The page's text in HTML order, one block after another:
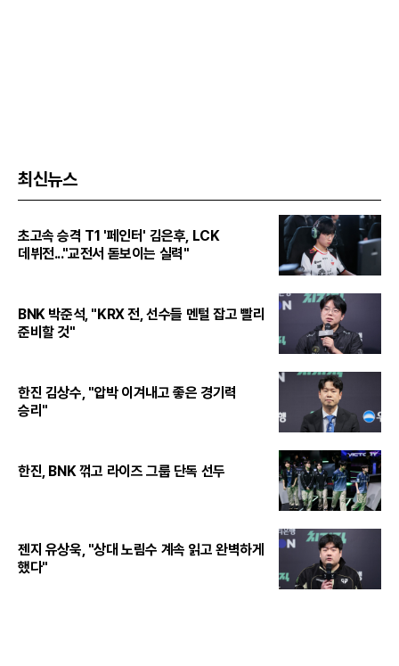
최신뉴스
초고속 승격 T1 '페인터' 김은후, LCK
데뷔전..."교전서 돋보이는 실력"
BNK 박준석, "KRX 전, 선수들 멘털 잡고 빨리
준비할 것"
한진 김상수, "압박 이겨내고 좋은 경기력
승리"
한진, BNK 꺾고 라이즈 그룹 단독 선두
젠지 유상욱, "상대 노림수 계속 읽고 완벽하게
했다"